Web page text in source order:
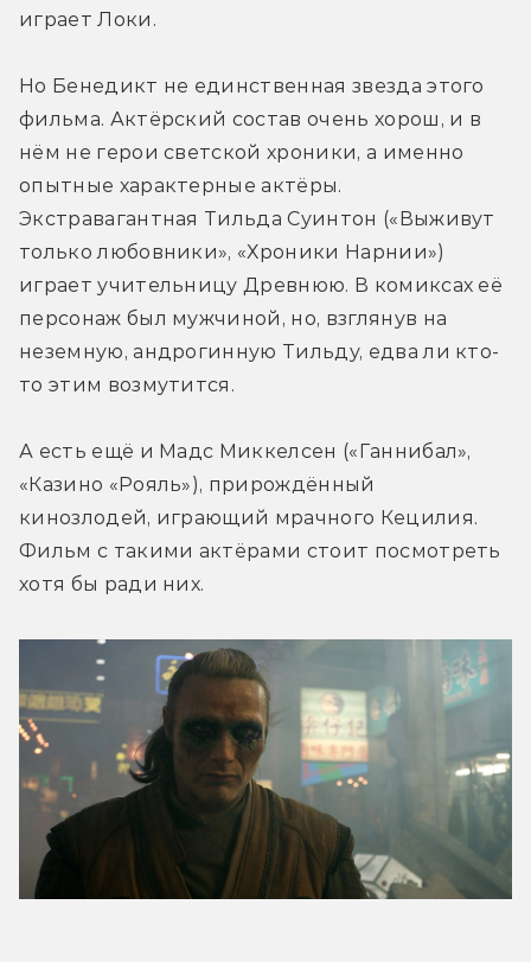
играет Локи.
Но Бенедикт не единственная звезда этого
фильма. Актёрский состав очень хорош, и в
нём не герои светской хроники, а именно
опытные характерные актёры.
Экстравагантная Тильда Суинтон («Выживут
только любовники», «Хроники Нарнии»)
играет учительницу Древнюю. В комиксах её
персонаж был мужчиной, но, взглянув на
неземную, андрогинную Тильду, едва ли кто-
то этим возмутится.
А есть ещё и Мадс Миккелсен («Ганнибал»,
«Казино «Рояль»), прирождённый
кинозлодей, играющий мрачного Кецилия.
Фильм с такими актёрами стоит посмотреть
хотя бы ради них.